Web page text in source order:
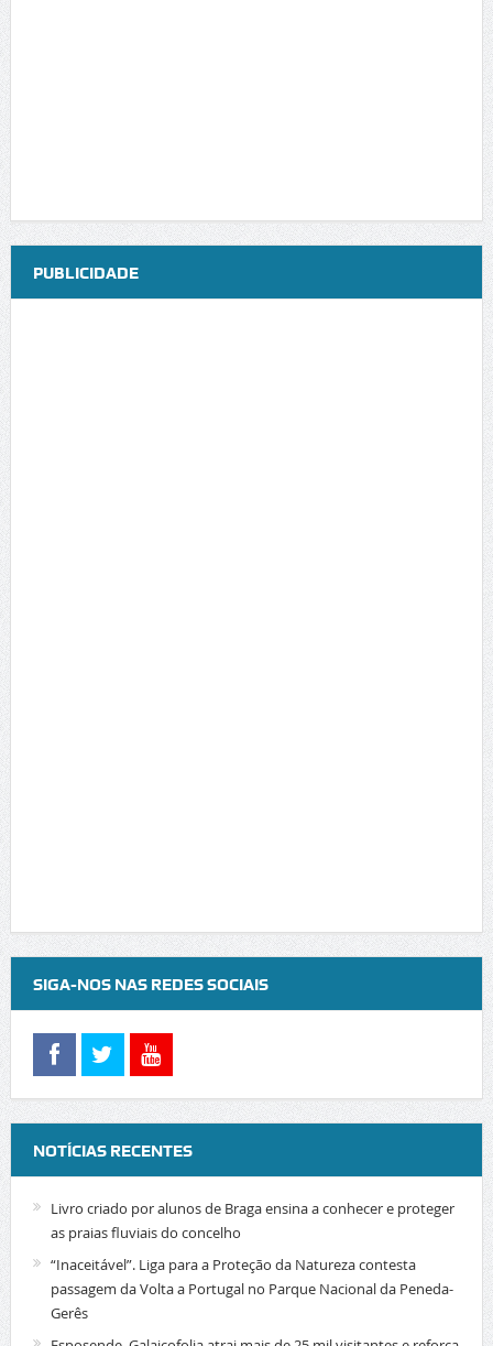
PUBLICIDADE
SIGA-NOS NAS REDES SOCIAIS
NOTÍCIAS RECENTES
Livro criado por alunos de Braga ensina a conhecer e proteger
as praias fluviais do concelho
“Inaceitável”. Liga para a Proteção da Natureza contesta
passagem da Volta a Portugal no Parque Nacional da Peneda-
Gerês